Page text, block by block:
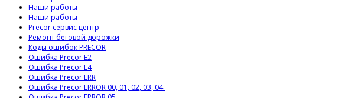
Наши работы
Наши работы
Precor сервис центр
Ремонт беговой дорожки
Коды ошибок PRECOR
Ошибка Precor E2
Ошибка Precor E4
Ошибка Precor ERR
Ошибка Precor ERROR 00, 01, 02, 03, 04.